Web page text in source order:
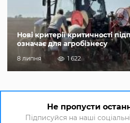
Нові критерії критичності
означає для агробізнесу
8 липня 1 622
Не пропусти
Підписуйся на наші